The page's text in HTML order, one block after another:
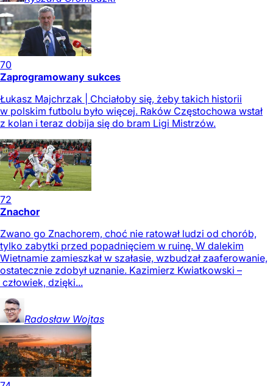
70
Zaprogramowany sukces
Łukasz Majchrzak | Chciałoby się, żeby takich historii
w polskim futbolu było więcej. Raków Częstochowa wstał
z kolan i teraz dobija się do bram Ligi Mistrzów.
72
Znachor
Zwano go Znachorem, choć nie ratował ludzi od chorób,
tylko zabytki przed popadnięciem w ruinę. W dalekim
Wietnamie zamieszkał w szałasie, wzbudzał zaaferowanie,
ostatecznie zdobył uznanie. Kazimierz Kwiatkowski –
człowiek, dzięki...
Radosław Wojtas